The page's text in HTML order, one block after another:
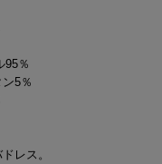
95％
％
レス。